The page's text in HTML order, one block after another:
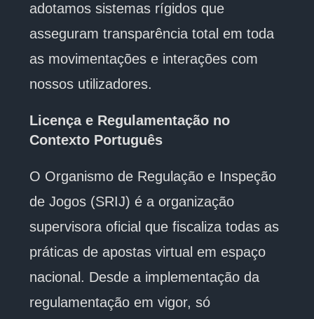
adotamos sistemas rígidos que
asseguram transparência total em toda
as movimentações e interações com
nossos utilizadores.
Licença e Regulamentação no
Contexto Português
O Organismo de Regulação e Inspeção
de Jogos (SRIJ) é a organização
supervisora oficial que fiscaliza todas as
práticas de apostas virtual em espaço
nacional. Desde a implementação da
regulamentação em vigor, só